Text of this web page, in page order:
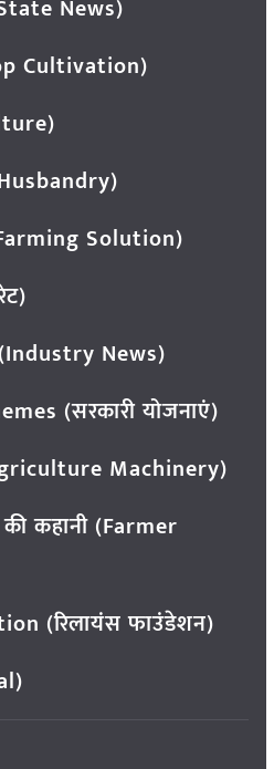
News)
Cultivation)
Solution)
News)
(सरकारी योजनाएं)
Machinery)
कहानी (Farmer
(रिलायंस फाउंडेशन)